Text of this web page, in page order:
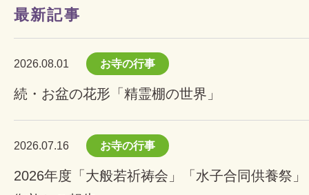
最新記事
2026.08.01 お寺の行事
続・お盆の花形「精霊棚の世界」
2026.07.16 お寺の行事
2026年度「大般若祈祷会」「水子合同供養祭」